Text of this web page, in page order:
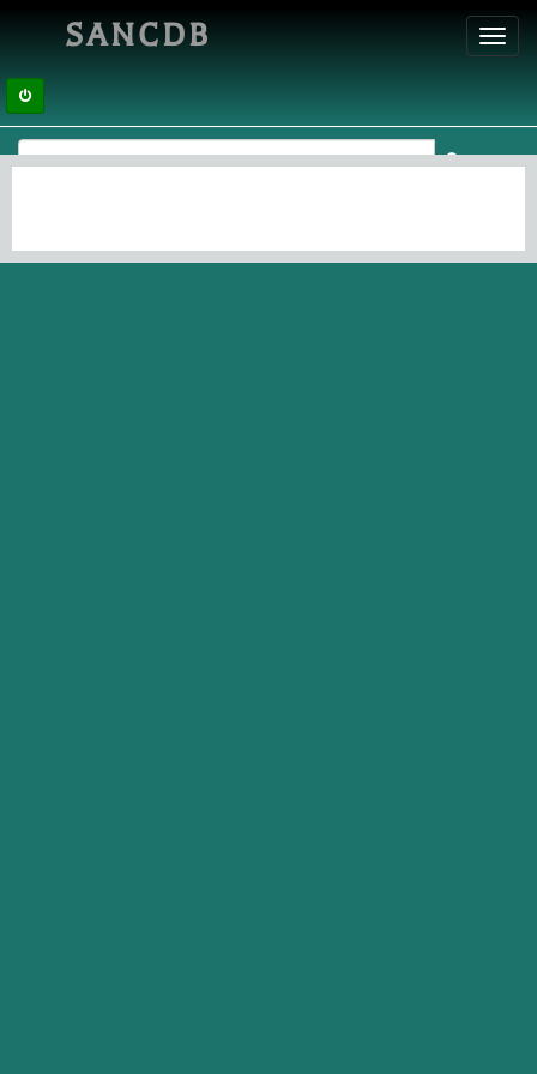
SANCDB